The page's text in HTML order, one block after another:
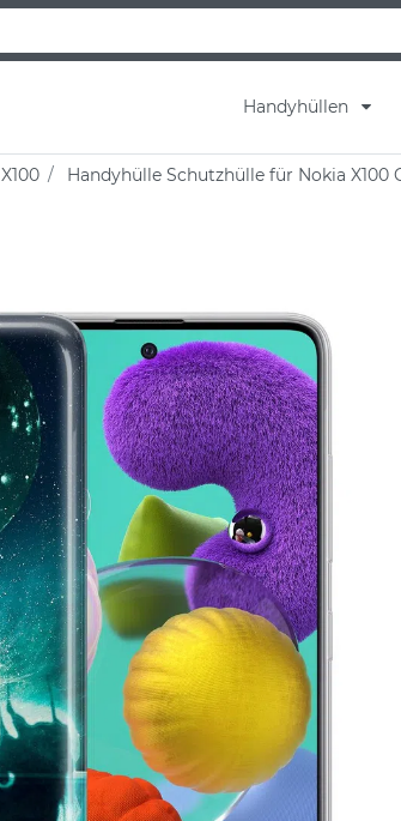
Handyhüllen
X100 Handyhülle Schutzhülle für Nokia X100